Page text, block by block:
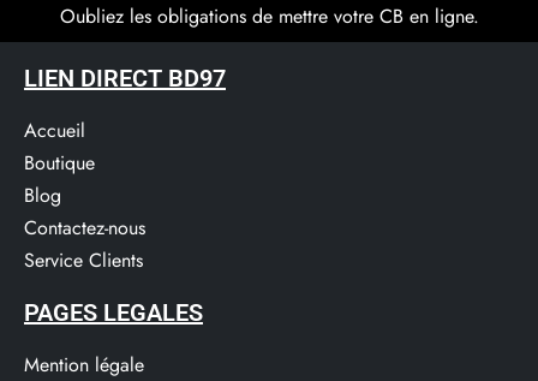
Oubliez les obligations de mettre votre CB en ligne.
LIEN DIRECT BD97
Accueil
Boutique
Blog
Contactez-nous
Service Clients​
PAGES LEGALES
Mention légale